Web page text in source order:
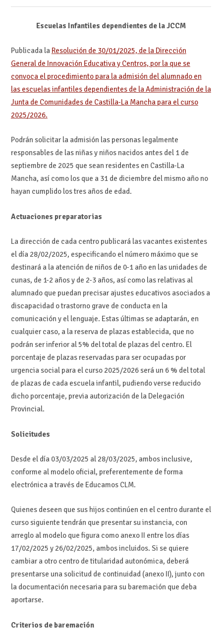
Escuelas Infantiles dependientes de la JCCM
Publicada la Resolución de 30/01/2025, de la Dirección
General de Innovación Educativa y Centros, por la que se
convoca el procedimiento para la admisión del alumnado en
las escuelas infantiles dependientes de la Administración de la
Junta de Comunidades de Castilla-La Mancha para el curso
2025/2026.
Podrán solicitar la admisión las personas legalmente
responsables de las niñas y niños nacidos antes del 1 de
septiembre de 2025 que sean residentes en Castilla-La
Mancha, así como los que a 31 de diciembre del mismo año no
hayan cumplido los tres años de edad.
Actuaciones preparatorias
La dirección de cada centro publicará las vacantes existentes
el día 28/02/2025, especificando el número máximo que se
destinará a la atención de niños de 0-1 año en las unidades de
cunas, de 1-2 años y de 2-3 años, así como las relativas al
alumnado que puedan precisar ajustes educativos asociados a
discapacidad o trastorno grave de conducta en la
comunicación y el lenguaje. Estas últimas se adaptarán, en
cualquier caso, a la reserva de plazas establecida, que no
podrán ser inferior al 5% del total de plazas del centro. El
porcentaje de plazas reservadas para ser ocupadas por
urgencia social para el curso 2025/2026 será un 6 % del total
de plazas de cada escuela infantil, pudiendo verse reducido
dicho porcentaje, previa autorización de la Delegación
Provincial.
Solicitudes
Desde el día 03/03/2025 al 28/03/2025, ambos inclusive,
conforme al modelo oficial, preferentemente de forma
electrónica a través de Educamos CLM.
Quienes deseen que sus hijos continúen en el centro durante el
curso siguiente tendrán que presentar su instancia, con
arreglo al modelo que figura como anexo II entre los días
17/02/2025 y 26/02/2025, ambos incluidos. Si se quiere
cambiar a otro centro de titularidad autonómica, deberá
presentarse una solicitud de continuidad (anexo II), junto con
la documentación necesaria para su baremación que deba
aportarse.
Criterios de baremación